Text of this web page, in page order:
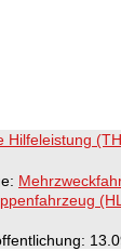
Hilfeleistung